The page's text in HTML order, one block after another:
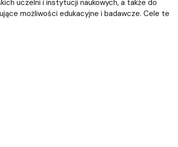
uczelni i instytucji naukowych, a także do
możliwości edukacyjne i badawcze. Cele te